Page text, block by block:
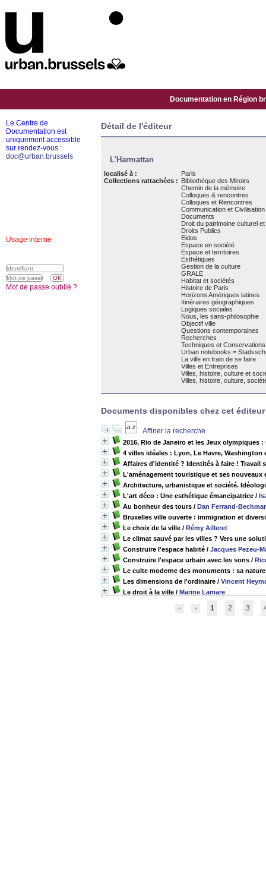
Documentation en Région
Détail de l'éditeur
L'Harmattan
localisé à :
Paris
Collections rattachées : Bibliothèque des Miroirs
Chemin de la mémoire
Colloques & rencontres
Colloques et Rencontres
Communication et Civilisation
Documents
Droit du patrimoine culturel
Droits Publics
Eidos
Espace en société
Espace et territoires
Esthétiques
Gestion de la culture
GRALE
Habitat et sociétés
Histoire de Paris
Horizons Amériques latines
Itinéraires géographiques
Logiques sociales
Nous, les sans-philosophie
Objectif ville
Questions contemporaines
Recherches
Techniques et
Urban notebooks =
La ville en train de se faire
Villes et Entreprises
Villes, histoire, culture et
Villes, histoire, culture,
Documents disponibles chez cet éditeur
Affiner la recherche
2016, Rio de Janeiro et les Jeux olympiques
4 villes idéales : Lyon, Le Havre,
Affaires d'identité ? Identités à faire ! Travail
L'aménagement touristique et ses nouveaux
Architecture, urbanistique et société.
L'art déco : Une esthétique émancipatrice /
Au bonheur des tours / Dan Ferrand-
Bruxelles ville ouverte : immigration et
Le choix de la ville / Rémy Ailleret
Le climat sauvé par les villes ? Vers une
Construire l'espace habité / Jacques Pezeu-
Construire l'espace urbain avec les sons /
Le culte moderne des monuments : sa
Les dimensions de l'ordinaire / Vincent
Le droit à la ville / Marine Lamare
1 2 3
Le Centre de
Documentation est
uniquement accessible
sur rendez-vous :
doc@urban.brussels
Usage interne
Mot de passe oublié ?